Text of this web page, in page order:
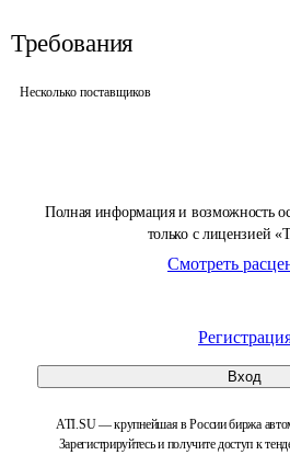
Полная информация и возможность
только с лицензией
Смотреть
Вход
ATI.SU — крупнейшая в России биржа
Зарегистрируйтесь и получите доступ к
Требования
Несколько поставщиков